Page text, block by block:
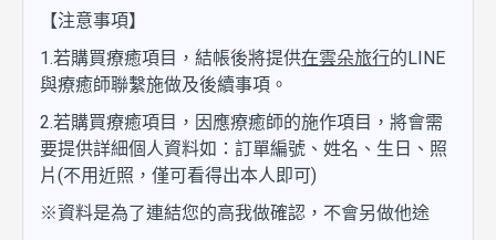
【注意事項】
1.若購買療癒項目，結帳後將提供在雲朵旅行的LINE
與療癒師聯繫施做及後續事項。
2.若購買療癒項目，因應療癒師的施作項目，將會需
要提供詳細個人資料如：訂單編號、姓名、生日、照
片(不用近照，僅可看得出本人即可)
※資料是為了連結您的高我做確認，不會另做他途